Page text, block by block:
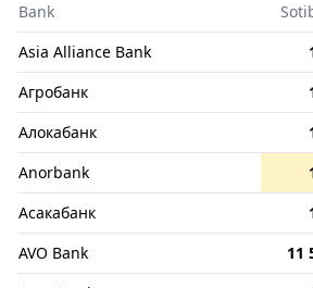
Bank
Asia Alliance Bank
Агробанк
Алокабанк
Anorbank
Асакабанк
AVO Bank
11